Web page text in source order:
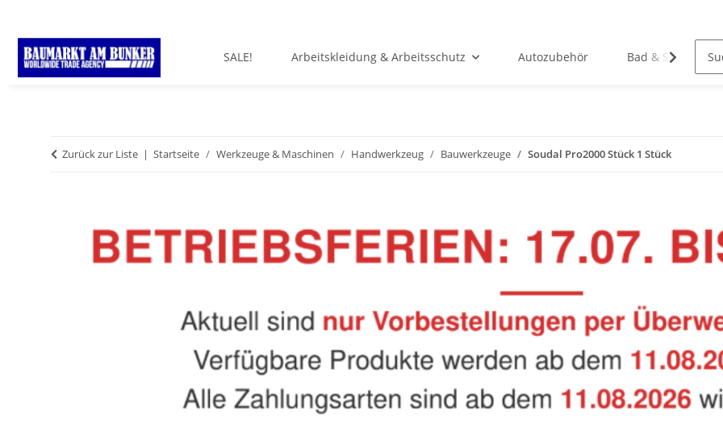
SALE! Arbeitskleidung & Arbeitsschutz Autozubehör Bad & Sanitär
Zurück zur Liste Startseite Werkzeuge & Maschinen Handwerkzeug Bauwerkzeuge Soudal Pro2000 Stück 1 Stück